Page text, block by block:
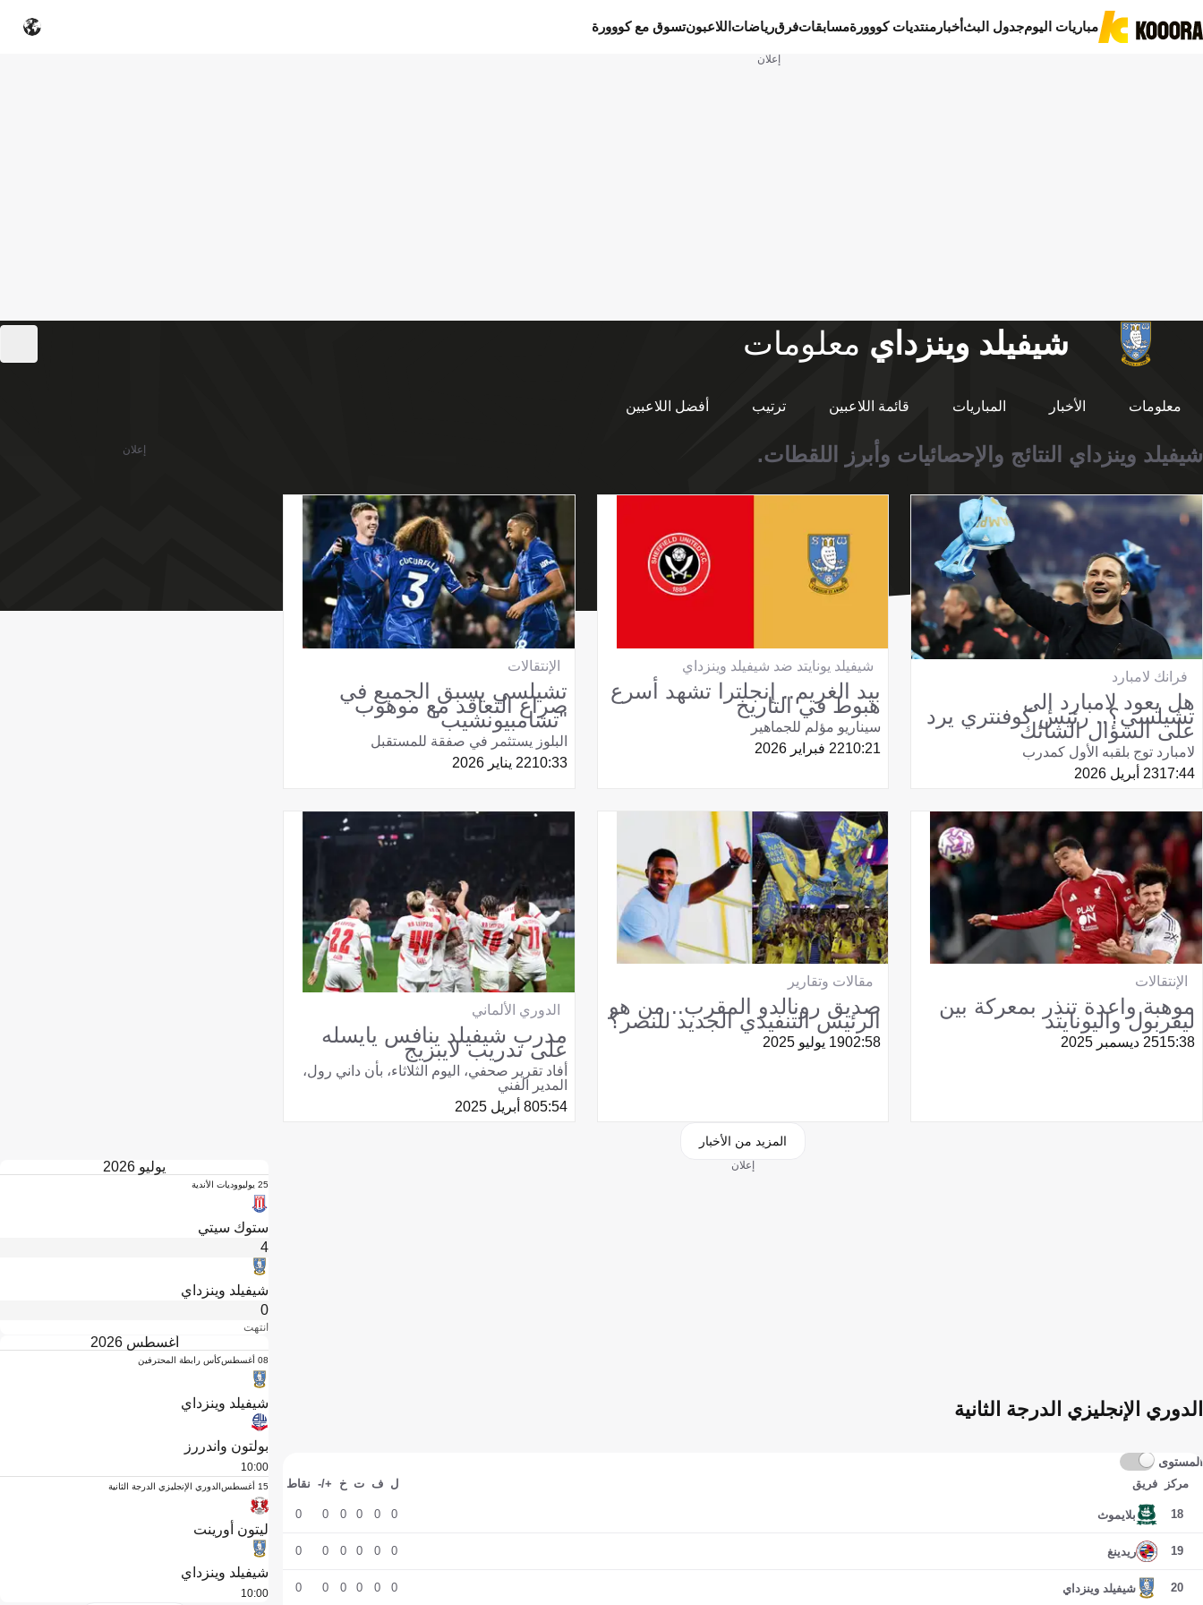
مباريات اليومجدول البثأخبار منتديات كووورةمسابقاتفرقرياضات اللاعبونتسوق مع كووورة
إعلان
شيفيلد وينزداي معلومات
معلومات الأخبار المباريات قائمة اللاعبين ترتيب أفضل اللاعبين
شيفيلد وينزداي النتائج والإحصائيات وأبرز اللقطات.
فرانك لامبارد
هل يعود لامبارد إلى
تشيلسي؟.. رئيس كوفنتري يرد
على السؤال الشائك
لامبارد توج بلقبه الأول كمدرب
17:4423 أبريل 2026
شيفيلد يونايتد ضد شيفيلد وينزداي
بيد الغريم.. إنجلترا تشهد أسرع
هبوط في التاريخ
سيناريو مؤلم للجماهير
10:2122 فبراير 2026
الإنتقالات
تشيلسي يسبق الجميع في
صراع التعاقد مع موهوب
"تشامبيونشيب"
البلوز يستثمر في صفقة للمستقبل
10:3322 يناير 2026
الإنتقالات
موهبة واعدة تنذر بمعركة بين
ليفربول واليونايتد
15:3825 ديسمبر 2025
مقالات وتقارير
صديق رونالدو المقرب.. من هو
الرئيس التنفيذي الجديد للنصر؟
02:5819 يوليو 2025
الدوري الألماني
مدرب شيفيلد ينافس يايسله
على تدريب لايبزيج
أفاد تقرير صحفي، اليوم الثلاثاء، بأن داني رول،
المدير الفني
05:548 أبريل 2025
المزيد من الأخبار
إعلان
إعلان
الدوري الإنجليزي الدرجة الثانية
المستوى
مركز فريق ل ف ت خ +/- نقاط
18 بلايموث 0
0
0
0
0
0
19 ريدينغ 0
0
0
0
0
0
20 شيفيلد وينزداي 0
0
0
0
0
0
يوليو 2026
25 يوليو وديات الأندية
ستوك سيتي
4
شيفيلد وينزداي
0
انتهت
أغسطس 2026
08 أغسطس كأس رابطة المحترفين
شيفيلد وينزداي
بولتون واندررز
10:00
15 أغسطس الدوري الإنجليزي الدرجة الثانية
ليتون أورينت
شيفيلد وينزداي
10:00